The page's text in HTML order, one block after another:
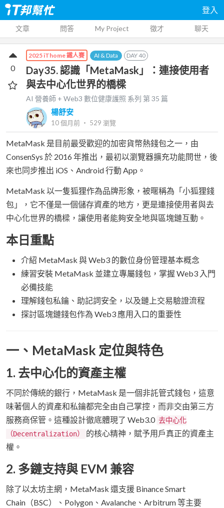
登入
文章 問答 My Project 徵才 聊天
2025 iThome 鐵人賽 AI & Data DAY40
Day35. 認識「MetaMask」：連接使用者
與去中心化世界的橋樑
AI 營養師 + Web3 數位健康護照 系列 第35 篇
楊舒安
10 個月前 ‧ 529 瀏覽
0
MetaMask 是目前最受歡迎的加密貨幣熱錢包之一，由
ConsenSys 於 2016 年推出，最初以瀏覽器擴充功能問世，後
來也同步推出 iOS、Android 行動 App。
MetaMask 以一隻狐狸作為品牌形象，被暱稱為「小狐狸錢
包」，它不僅是一個儲存資產的地方，更是連接使用者與去
中心化世界的橋樑，讓使用者能夠安全地與區塊鏈互動。
本日重點
介紹 MetaMask 與 Web3 的數位身份管理基本概念
練習安裝 MetaMask 並建立專屬錢包，掌握 Web3 入門
必備技能
理解錢包私鑰、助記詞安全，以及鏈上交易驗證流程
探討區塊鏈錢包作為 Web3 應用入口的重要性
一、MetaMask 定位與特色
1. 去中心化的資產主權
不同於傳統的銀行，MetaMask 是一個非託管式錢包，這意
味著個人的資產和私鑰都完全由自己掌控，而非交由第三方
服務商保管。這種設計徹底體現了 Web3.0 去中心化
（Decentralization）
的核心精神，賦予用戶真正的資產主
權。
2. 多鏈支持與 EVM 兼容
除了以太坊主網，MetaMask 還支援 Binance Smart
Chain（BSC）、Polygon、Avalanche、Arbitrum 等主要